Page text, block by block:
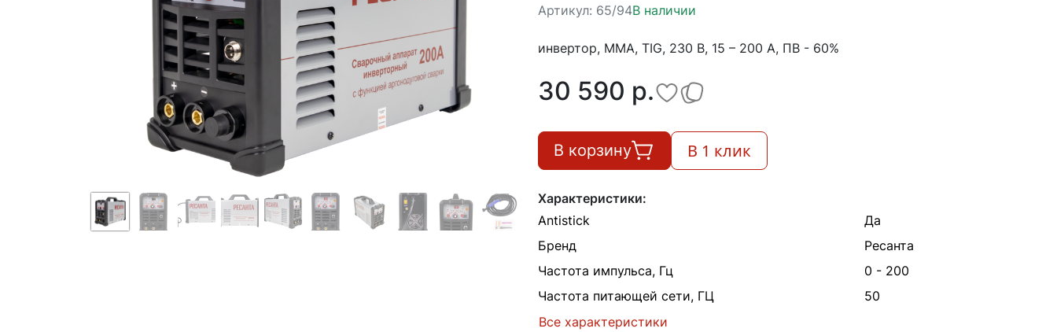
Артикул: 65/94В наличии
инвертор, MMA, TIG, 230 В, 15 – 200 А, ПВ - 60%
30 590 p.
В корзину В 1 клик
Характеристики:
Antistick
Да
Бренд
Ресанта
Частота импульса, Гц
0 - 200
Частота питающей сети, ГЦ
50
Все характеристики